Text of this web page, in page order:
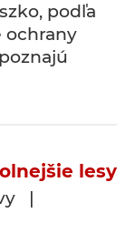
podľa
ochrany
lesy
|